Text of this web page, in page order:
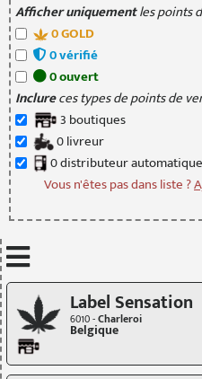
Afficher uniquementles points
0GOLD
0vérifié
0ouvert
Inclureces types de points de
3 boutiques
0livreur
0distributeurautomatique
Vous n'êtes pas dans liste ?
Label Sensation
6010 -Charleroi
Belgique